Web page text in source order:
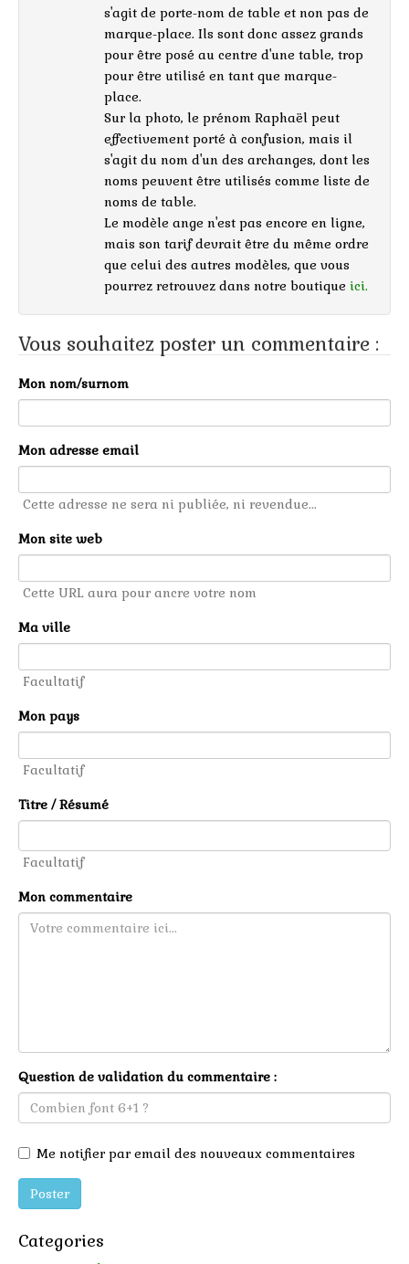
s'agit de porte-nom de table et non pas de
marque-place. Ils sont donc assez grands
pour être posé au centre d'une table, trop
pour être utilisé en tant que marque-
place.
Sur la photo, le prénom Raphaël peut
effectivement porté à confusion, mais il
s'agit du nom d'un des archanges, dont les
noms peuvent être utilisés comme liste de
noms de table.
Le modèle ange n'est pas encore en ligne,
mais son tarif devrait être du même ordre
que celui des autres modèles, que vous
pourrez retrouvez dans notre boutique ici.
Vous souhaitez poster un commentaire :
Mon nom/surnom
Mon adresse email
Cette adresse ne sera ni publiée, ni revendue...
Mon site web
Cette URL aura pour ancre votre nom
Ma ville
Facultatif
Mon pays
Facultatif
Titre / Résumé
Facultatif
Mon commentaire
Question de validation du commentaire :
Me notifier par email des nouveaux commentaires
Poster
Categories